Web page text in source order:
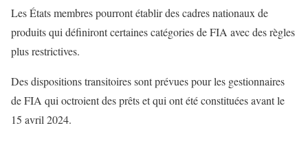
Les États membres pourront établir des cadres nationaux de
produits qui définiront certaines catégories de FIA avec des règles
plus restrictives.
Des dispositions transitoires sont prévues pour les gestionnaires
de FIA qui octroient des prêts et qui ont été constituées avant le
15 avril 2024.